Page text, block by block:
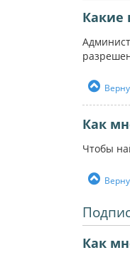
Какие
Как
Чтобы
Как